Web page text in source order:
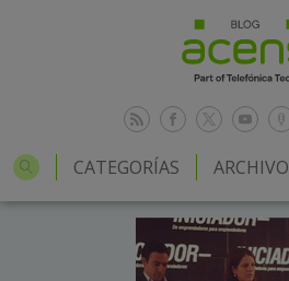
CATEGORÍAS ARCHIVO